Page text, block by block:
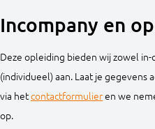
Incompany en
Deze opleiding bieden wij zowel
(individueel) aan. Laat je gegevens
via hetcontactformulieren we
op.